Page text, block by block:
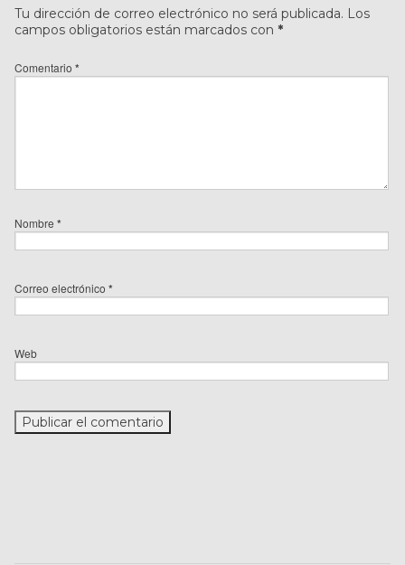
Tu dirección de correo electrónico no será publicada. Los
campos obligatorios están marcados con *
Comentario *
Nombre *
Correo electrónico *
Web